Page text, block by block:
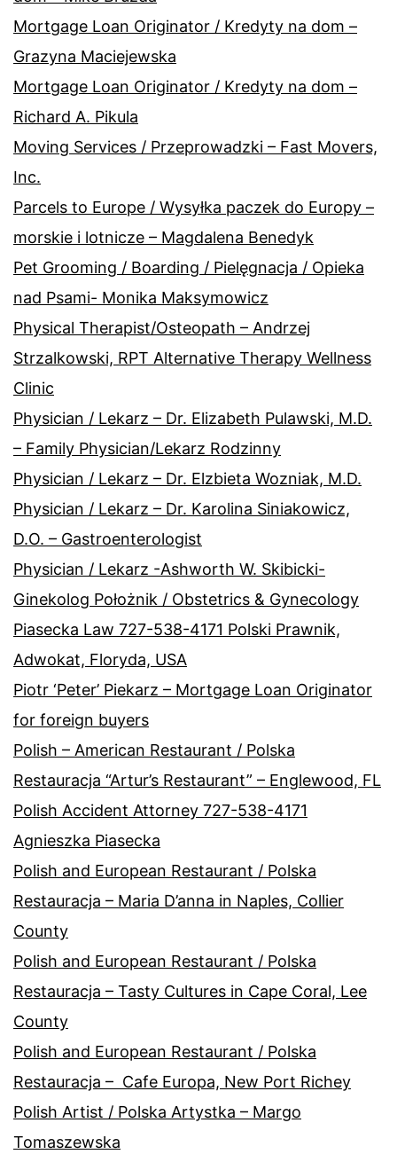
Mortgage Loan Originator / Kredyty na dom –
Grazyna Maciejewska
Mortgage Loan Originator / Kredyty na dom –
Richard A. Pikula
Moving Services / Przeprowadzki – Fast Movers,
Inc.
Parcels to Europe / Wysyłka paczek do Europy –
morskie i lotnicze – Magdalena Benedyk
Pet Grooming / Boarding / Pielęgnacja / Opieka
nad Psami- Monika Maksymowicz
Physical Therapist/Osteopath – Andrzej
Strzalkowski, RPT Alternative Therapy Wellness
Clinic
Physician / Lekarz – Dr. Elizabeth Pulawski, M.D.
– Family Physician/Lekarz Rodzinny
Physician / Lekarz – Dr. Elzbieta Wozniak, M.D.
Physician / Lekarz – Dr. Karolina Siniakowicz,
D.O. – Gastroenterologist
Physician / Lekarz -Ashworth W. Skibicki-
Ginekolog Położnik / Obstetrics & Gynecology
Piasecka Law 727-538-4171 Polski Prawnik,
Adwokat, Floryda, USA
Piotr ‘Peter’ Piekarz – Mortgage Loan Originator
for foreign buyers
Polish – American Restaurant / Polska
Restauracja “Artur’s Restaurant” – Englewood, FL
Polish Accident Attorney 727-538-4171
Agnieszka Piasecka
Polish and European Restaurant / Polska
Restauracja – Maria D’anna in Naples, Collier
County
Polish and European Restaurant / Polska
Restauracja – Tasty Cultures in Cape Coral, Lee
County
Polish and European Restaurant / Polska
Restauracja – Cafe Europa, New Port Richey
Polish Artist / Polska Artystka – Margo
Tomaszewska